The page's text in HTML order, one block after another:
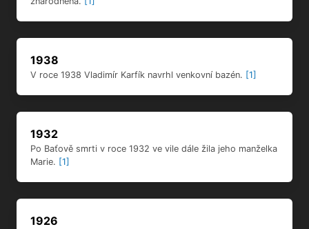
1938
V roce 1938 Vladimír Karfík navrhl venkovní bazén. [1]
1932
Po Baťově smrti v roce 1932 ve vile dále žila jeho manželka
Marie. [1]
1926